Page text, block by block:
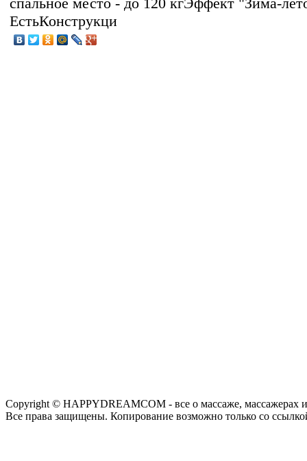
ЕстьКонструкци
Copyright © HAPPYDREAMCOM - все о массаже, массажерах и
Все права защищены. Копирование возможно только со